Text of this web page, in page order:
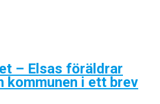
– Elsas föräldrar
kommunen i ett brev